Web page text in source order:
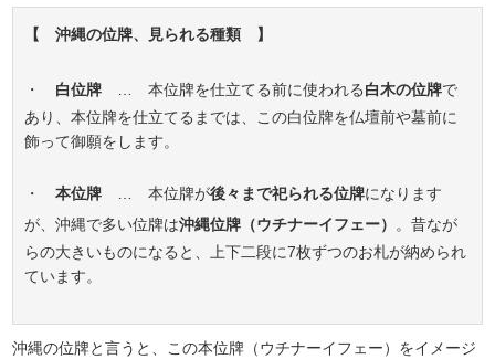
【 沖縄の位牌、見られる種類 】
・ 白位牌 … 本位牌を仕立てる前に使われる白木の位牌で
あり、本位牌を仕立てるまでは、この白位牌を仏壇前や墓前に
飾って御願をします。
・本位牌 … 本位牌が後々まで祀られる位牌になります
が、沖縄で多い位牌は沖縄位牌（ウチナーイフェー） 。昔なが
らの大きいものになると、上下二段に7枚ずつのお札が納められ
ています。
沖縄の位牌と言うと、この本位牌（ウチナーイフェー）をイメージ